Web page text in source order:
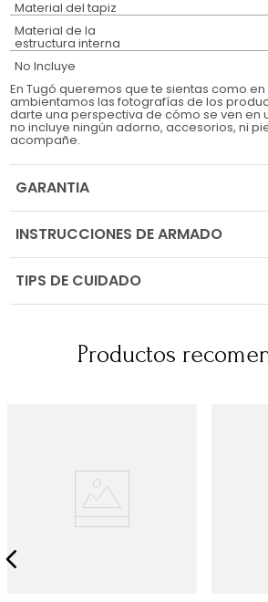
Material del tapiz
Material de la
estructura interna
No Incluye
En Tugó queremos que te sientas como
ambientamos las fotografías de los
darte una perspectiva de cómo se ven en
no incluye ningún adorno, accesorios, ni
acompañe.
GARANTIA
INSTRUCCIONES DE ARMADO
TIPS DE CUIDADO
Productos